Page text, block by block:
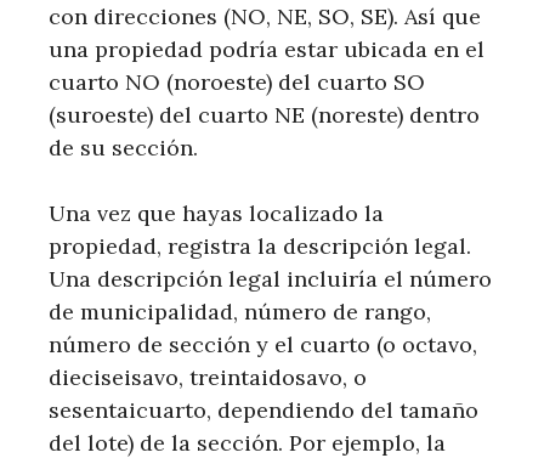
con direcciones (NO, NE, SO, SE). Así que
una propiedad podría estar ubicada en el
cuarto NO (noroeste) del cuarto SO
(suroeste) del cuarto NE (noreste) dentro
de su sección.
Una vez que hayas localizado la
propiedad, registra la descripción legal.
Una descripción legal incluiría el número
de municipalidad, número de rango,
número de sección y el cuarto (o octavo,
dieciseisavo, treintaidosavo, o
sesentaicuarto, dependiendo del tamaño
del lote) de la sección. Por ejemplo, la